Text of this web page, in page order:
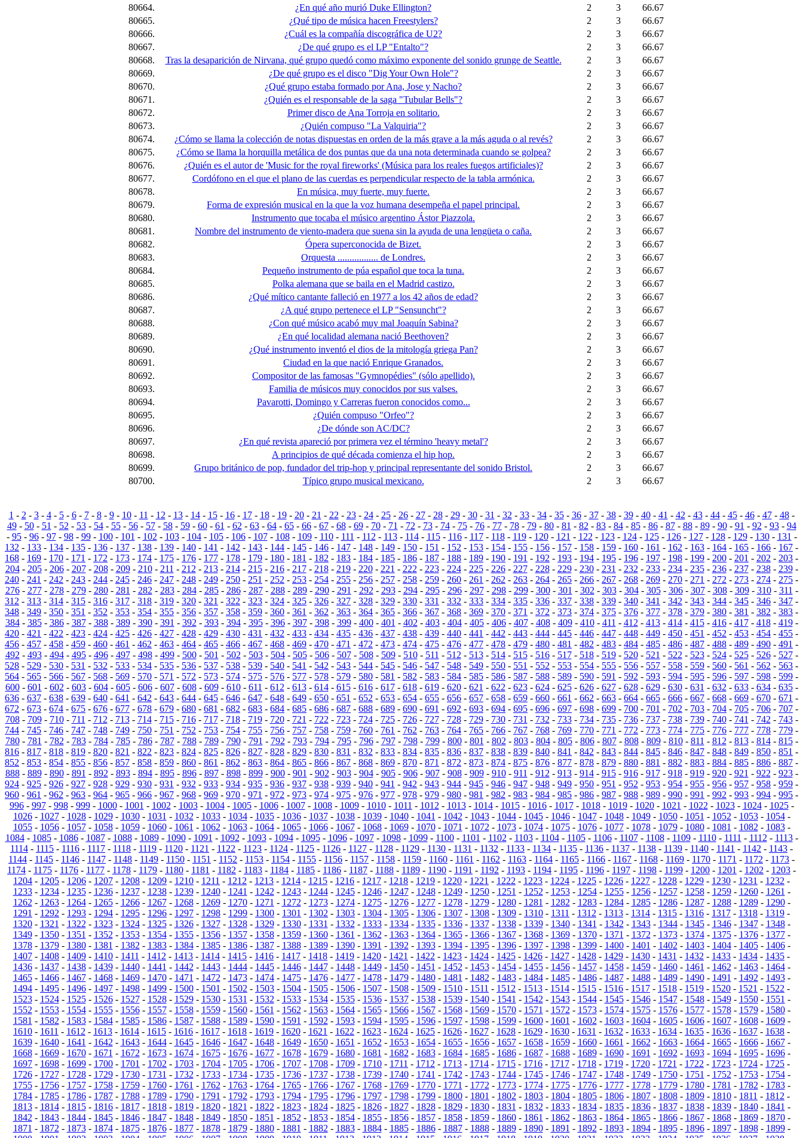
80664.
¿En qué año murió Duke Ellington? 2 3
66.67
80665.
¿Qué tipo de música hacen Freestylers? 2 3
66.67
80666.
¿Cuál es la compañía discográfica de U2? 2 3
66.67
80667.
¿De qué grupo es el LP "Entalto"? 2 3
66.67
80668.
Tras la desaparición de Nirvana, qué grupo quedó como máximo exponente del sonido grunge de Seattle. 2 3
66.67
80669.
¿De qué grupo es el disco "Dig Your Own Hole"? 2 3
66.67
80670.
¿Qué grupo estaba formado por Ana, Jose y Nacho? 2 3
66.67
80671.
¿Quién es el responsable de la saga "Tubular Bells"? 2 3
66.67
80672.
Primer disco de Ana Torroja en solitario. 2 3
66.67
80673.
¿Quién compuso "La Valquiria"? 2 3
66.67
80674.
¿Cómo se llama la colección de notas dispuestas en orden de la más grave a la más aguda o al revés? 2 3
66.67
80675.
¿Cómo se llama la horquilla metálica de dos puntas que da una nota determinada cuando se golpea? 2 3
66.67
80676.
¿Quién es el autor de 'Music for the royal fireworks' (Música para los reales fuegos artificiales)? 2 3
66.67
80677.
Cordófono en el que el plano de las cuerdas es perpendicular respecto de la tabla armónica. 2 3
66.67
80678.
En música, muy fuerte, muy fuerte. 2 3
66.67
80679.
Forma de expresión musical en la que la voz humana desempeña el papel principal. 2 3
66.67
80680.
Instrumento que tocaba el músico argentino Ástor Piazzola. 2 3
66.67
80681.
Nombre del instrumento de viento-madera que suena sin la ayuda de una lengüeta o caña. 2 3
66.67
80682.
Ópera superconocida de Bizet. 2 3
66.67
80683.
Orquesta ................. de Londres. 2 3
66.67
80684.
Pequeño instrumento de púa español que toca la tuna. 2 3
66.67
80685.
Polka alemana que se baila en el Madrid castizo. 2 3
66.67
80686.
¿Qué mítico cantante falleció en 1977 a los 42 años de edad? 2 3
66.67
80687.
¿A qué grupo pertenece el LP "Sensuncht"? 2 3
66.67
80688.
¿Con qué músico acabó muy mal Joaquín Sabina? 2 3
66.67
80689.
¿En qué localidad alemana nació Beethoven? 2 3
66.67
80690.
¿Qué instrumento inventó el dios de la mitología griega Pan? 2 3
66.67
80691.
Ciudad en la que nació Enrique Granados. 2 3
66.67
80692.
Compositor de las famosas "Gymnopédies" (sólo apellido). 2 3
66.67
80693.
Familia de músicos muy conocidos por sus valses. 2 3
66.67
80694.
Pavarotti, Domingo y Carreras fueron conocidos como... 2 3
66.67
80695.
¿Quién compuso "Orfeo"? 2 3
66.67
80696.
¿De dónde son AC/DC? 2 3
66.67
80697.
¿En qué revista apareció por primera vez el término 'heavy metal'? 2 3
66.67
80698.
A principios de qué década comienza el hip hop. 2 3
66.67
80699.
Grupo británico de pop, fundador del trip-hop y principal representante del sonido Bristol. 2 3
66.67
80700.
Típico grupo musical mexicano. 2 3 66.67
1 - 2 - 3- 4- 5- 6- 7- 8- 9- 10- 11 - 12 - 13- 14- 15- 16- 17- 18- 19- 20- 21 - 22 - 23- 24- 25- 26- 27- 28- 29- 30- 31 - 32 - 33- 34- 35- 36- 37- 38- 39- 40- 41 - 42 - 43- 44- 45- 46- 47- 48-
49- 50- 51 - 52 - 53- 54- 55- 56- 57- 58- 59- 60- 61 - 62 - 63- 64- 65- 66- 67- 68- 69- 70- 71 - 72 - 73- 74- 75- 76- 77- 78- 79- 80- 81 - 82 - 83- 84- 85- 86- 87- 88- 89- 90- 91 - 92 - 93- 94
- 95- 96- 97- 98- 99- 100- 101 - 102 - 103- 104- 105- 106- 107- 108- 109- 110- 111 - 112 - 113- 114- 115- 116- 117- 118- 119- 120- 121 - 122 - 123- 124- 125- 126- 127- 128- 129- 130- 131 -
132 - 133 - 134 - 135 - 136 - 137 - 138 - 139 - 140 - 141 - 142 - 143 - 144 - 145 - 146 - 147 - 148 - 149 - 150 - 151 - 152 - 153 - 154 - 155 - 156 - 157 - 158 - 159 - 160 - 161 - 162 - 163 - 164 - 165 - 166 - 167 -
168 - 169 - 170 - 171 - 172 - 173 - 174 - 175 - 176 - 177 - 178 - 179 - 180 - 181 - 182 - 183 - 184 - 185 - 186 - 187 - 188 - 189 - 190 - 191 - 192 - 193 - 194 - 195 - 196 - 197 - 198 - 199 - 200 - 201 - 202 - 203 -
204- 205- 206- 207- 208- 209- 210- 211 - 212 - 213- 214- 215- 216- 217- 218- 219- 220- 221 - 222 - 223- 224- 225- 226- 227- 228- 229- 230- 231 - 232 - 233- 234- 235- 236- 237- 238- 239-
240 - 241 - 242 - 243 - 244 - 245 - 246 - 247 - 248 - 249 - 250 - 251 - 252 - 253 - 254 - 255 - 256 - 257 - 258 - 259 - 260 - 261 - 262 - 263 - 264 - 265 - 266 - 267 - 268 - 269 - 270 - 271 - 272 - 273 - 274 - 275 -
276- 277- 278- 279- 280- 281 - 282 - 283- 284- 285- 286- 287- 288- 289- 290- 291 - 292 - 293- 294- 295- 296- 297- 298- 299- 300- 301 - 302 - 303- 304- 305- 306- 307- 308- 309- 310- 311 -
312 - 313 - 314 - 315 - 316 - 317 - 318 - 319 - 320 - 321 - 322 - 323 - 324 - 325 - 326 - 327 - 328 - 329 - 330 - 331 - 332 - 333 - 334 - 335 - 336 - 337 - 338 - 339 - 340 - 341 - 342 - 343 - 344 - 345 - 346 - 347 -
348 - 349 - 350 - 351 - 352 - 353 - 354 - 355 - 356 - 357 - 358 - 359 - 360 - 361 - 362 - 363 - 364 - 365 - 366 - 367 - 368 - 369 - 370 - 371 - 372 - 373 - 374 - 375 - 376 - 377 - 378 - 379 - 380 - 381 - 382 - 383 -
384- 385- 386- 387- 388- 389- 390- 391 - 392 - 393- 394- 395- 396- 397- 398- 399- 400- 401 - 402 - 403- 404- 405- 406- 407- 408- 409- 410- 411 - 412 - 413- 414- 415- 416- 417- 418- 419-
420 - 421 - 422 - 423 - 424 - 425 - 426 - 427 - 428 - 429 - 430 - 431 - 432 - 433 - 434 - 435 - 436 - 437 - 438 - 439 - 440 - 441 - 442 - 443 - 444 - 445 - 446 - 447 - 448 - 449 - 450 - 451 - 452 - 453 - 454 - 455 -
456 - 457 - 458 - 459 - 460 - 461 - 462 - 463 - 464 - 465 - 466 - 467 - 468 - 469 - 470 - 471 - 472 - 473 - 474 - 475 - 476 - 477 - 478 - 479 - 480 - 481 - 482 - 483 - 484 - 485 - 486 - 487 - 488 - 489 - 490 - 491 -
492 - 493- 494- 495- 496- 497- 498- 499- 500- 501 - 502 - 503- 504- 505- 506- 507- 508- 509- 510- 511 - 512 - 513- 514- 515- 516- 517- 518- 519- 520- 521 - 522 - 523- 524- 525- 526- 527-
528 - 529 - 530 - 531 - 532 - 533 - 534 - 535 - 536 - 537 - 538 - 539 - 540 - 541 - 542 - 543 - 544 - 545 - 546 - 547 - 548 - 549 - 550 - 551 - 552 - 553 - 554 - 555 - 556 - 557 - 558 - 559 - 560 - 561 - 562 - 563 -
564 - 565 - 566 - 567 - 568 - 569 - 570 - 571 - 572 - 573 - 574 - 575 - 576 - 577 - 578 - 579 - 580 - 581 - 582 - 583 - 584 - 585 - 586 - 587 - 588 - 589 - 590 - 591 - 592 - 593 - 594 - 595 - 596 - 597 - 598 - 599 -
600- 601 - 602 - 603- 604- 605- 606- 607- 608- 609- 610- 611 - 612 - 613- 614- 615- 616- 617- 618- 619- 620- 621 - 622 - 623- 624- 625- 626- 627- 628- 629- 630- 631 - 632 - 633- 634- 635-
636 - 637 - 638 - 639 - 640 - 641 - 642 - 643 - 644 - 645 - 646 - 647 - 648 - 649 - 650 - 651 - 652 - 653 - 654 - 655 - 656 - 657 - 658 - 659 - 660 - 661 - 662 - 663 - 664 - 665 - 666 - 667 - 668 - 669 - 670 - 671 -
672 - 673 - 674 - 675 - 676 - 677 - 678 - 679 - 680 - 681 - 682 - 683 - 684 - 685 - 686 - 687 - 688 - 689 - 690 - 691 - 692 - 693 - 694 - 695 - 696 - 697 - 698 - 699 - 700 - 701 - 702 - 703 - 704 - 705 - 706 - 707 -
708- 709- 710- 711 - 712 - 713- 714- 715- 716- 717- 718- 719- 720- 721 - 722 - 723- 724- 725- 726- 727- 728- 729- 730- 731 - 732 - 733- 734- 735- 736- 737- 738- 739- 740- 741 - 742 - 743-
744 - 745 - 746 - 747 - 748 - 749 - 750 - 751 - 752 - 753 - 754 - 755 - 756 - 757 - 758 - 759 - 760 - 761 - 762 - 763 - 764 - 765 - 766 - 767 - 768 - 769 - 770 - 771 - 772 - 773 - 774 - 775 - 776 - 777 - 778 - 779 -
780- 781 - 782 - 783- 784- 785- 786- 787- 788- 789- 790- 791 - 792 - 793- 794- 795- 796- 797- 798- 799- 800- 801 - 802 - 803- 804- 805- 806- 807- 808- 809- 810- 811 - 812 - 813- 814- 815-
816 - 817 - 818 - 819 - 820 - 821 - 822 - 823 - 824 - 825 - 826 - 827 - 828 - 829 - 830 - 831 - 832 - 833 - 834 - 835 - 836 - 837 - 838 - 839 - 840 - 841 - 842 - 843 - 844 - 845 - 846 - 847 - 848 - 849 - 850 - 851 -
852 - 853 - 854 - 855 - 856 - 857 - 858 - 859 - 860 - 861 - 862 - 863 - 864 - 865 - 866 - 867 - 868 - 869 - 870 - 871 - 872 - 873 - 874 - 875 - 876 - 877 - 878 - 879 - 880 - 881 - 882 - 883 - 884 - 885 - 886 - 887 -
888- 889- 890- 891 - 892 - 893- 894- 895- 896- 897- 898- 899- 900- 901 - 902 - 903- 904- 905- 906- 907- 908- 909- 910- 911 - 912 - 913- 914- 915- 916- 917- 918- 919- 920- 921 - 922 - 923-
924 - 925 - 926 - 927 - 928 - 929 - 930 - 931 - 932 - 933 - 934 - 935 - 936 - 937 - 938 - 939 - 940 - 941 - 942 - 943 - 944 - 945 - 946 - 947 - 948 - 949 - 950 - 951 - 952 - 953 - 954 - 955 - 956 - 957 - 958 - 959 -
960 - 961 - 962 - 963 - 964 - 965 - 966 - 967 - 968 - 969 - 970 - 971 - 972 - 973 - 974 - 975 - 976 - 977 - 978 - 979 - 980 - 981 - 982 - 983 - 984 - 985 - 986 - 987 - 988 - 989 - 990 - 991 - 992 - 993 - 994 - 995 -
996- 997- 998- 999- 1000- 1001 - 1002 - 1003- 1004- 1005- 1006- 1007- 1008- 1009- 1010- 1011 - 1012 - 1013- 1014- 1015- 1016- 1017- 1018- 1019- 1020- 1021 - 1022 - 1023- 1024- 1025-
1026- 1027- 1028- 1029- 1030- 1031 - 1032 - 1033- 1034- 1035- 1036- 1037- 1038- 1039- 1040- 1041 - 1042 - 1043- 1044- 1045- 1046- 1047- 1048- 1049- 1050- 1051 - 1052 - 1053- 1054-
1055- 1056- 1057- 1058- 1059- 1060- 1061 - 1062 - 1063- 1064- 1065- 1066- 1067- 1068- 1069- 1070- 1071 - 1072 - 1073- 1074- 1075- 1076- 1077- 1078- 1079- 1080- 1081 - 1082 - 1083-
1084- 1085- 1086- 1087- 1088- 1089- 1090- 1091 - 1092 - 1093- 1094- 1095- 1096- 1097- 1098- 1099- 1100- 1101 - 1102 - 1103- 1104- 1105- 1106- 1107- 1108- 1109- 1110- 1111 - 1112 - 1113-
1114 - 1115 - 1116 - 1117 - 1118 - 1119 - 1120 - 1121 - 1122 - 1123 - 1124 - 1125 - 1126 - 1127 - 1128 - 1129 - 1130 - 1131 - 1132 - 1133 - 1134 - 1135 - 1136 - 1137 - 1138 - 1139 - 1140 - 1141 - 1142 - 1143 -
1144 - 1145 - 1146 - 1147 - 1148 - 1149 - 1150 - 1151 - 1152 - 1153 - 1154 - 1155 - 1156 - 1157 - 1158 - 1159 - 1160 - 1161 - 1162 - 1163 - 1164 - 1165 - 1166 - 1167 - 1168 - 1169 - 1170 - 1171 - 1172 - 1173 -
1174 - 1175 - 1176 - 1177 - 1178 - 1179 - 1180 - 1181 - 1182 - 1183 - 1184 - 1185 - 1186 - 1187 - 1188 - 1189 - 1190 - 1191 - 1192 - 1193 - 1194 - 1195 - 1196 - 1197 - 1198 - 1199 - 1200 - 1201 - 1202 - 1203 -
1204 - 1205 - 1206 - 1207 - 1208 - 1209 - 1210 - 1211 - 1212 - 1213 - 1214 - 1215 - 1216 - 1217 - 1218 - 1219 - 1220 - 1221 - 1222 - 1223 - 1224 - 1225 - 1226 - 1227 - 1228 - 1229 - 1230 - 1231 - 1232 -
1233- 1234- 1235- 1236- 1237- 1238- 1239- 1240- 1241 - 1242 - 1243- 1244- 1245- 1246- 1247- 1248- 1249- 1250- 1251 - 1252 - 1253- 1254- 1255- 1256- 1257- 1258- 1259- 1260- 1261 -
1262 - 1263- 1264- 1265- 1266- 1267- 1268- 1269- 1270- 1271 - 1272 - 1273- 1274- 1275- 1276- 1277- 1278- 1279- 1280- 1281 - 1282 - 1283- 1284- 1285- 1286- 1287- 1288- 1289- 1290-
1291 - 1292 - 1293 - 1294 - 1295 - 1296 - 1297 - 1298 - 1299 - 1300 - 1301 - 1302 - 1303 - 1304 - 1305 - 1306 - 1307 - 1308 - 1309 - 1310 - 1311 - 1312 - 1313 - 1314 - 1315 - 1316 - 1317 - 1318 - 1319 -
1320- 1321 - 1322 - 1323- 1324- 1325- 1326- 1327- 1328- 1329- 1330- 1331 - 1332 - 1333- 1334- 1335- 1336- 1337- 1338- 1339- 1340- 1341 - 1342 - 1343- 1344- 1345- 1346- 1347- 1348-
1349- 1350- 1351 - 1352 - 1353- 1354- 1355- 1356- 1357- 1358- 1359- 1360- 1361 - 1362 - 1363- 1364- 1365- 1366- 1367- 1368- 1369- 1370- 1371 - 1372 - 1373- 1374- 1375- 1376- 1377-
1378- 1379- 1380- 1381 - 1382 - 1383- 1384- 1385- 1386- 1387- 1388- 1389- 1390- 1391 - 1392 - 1393- 1394- 1395- 1396- 1397- 1398- 1399- 1400- 1401 - 1402 - 1403- 1404- 1405- 1406-
1407 - 1408 - 1409 - 1410 - 1411 - 1412 - 1413 - 1414 - 1415 - 1416 - 1417 - 1418 - 1419 - 1420 - 1421 - 1422 - 1423 - 1424 - 1425 - 1426 - 1427 - 1428 - 1429 - 1430 - 1431 - 1432 - 1433 - 1434 - 1435 -
1436- 1437- 1438- 1439- 1440- 1441 - 1442 - 1443- 1444- 1445- 1446- 1447- 1448- 1449- 1450- 1451 - 1452 - 1453- 1454- 1455- 1456- 1457- 1458- 1459- 1460- 1461 - 1462 - 1463- 1464-
1465- 1466- 1467- 1468- 1469- 1470- 1471 - 1472 - 1473- 1474- 1475- 1476- 1477- 1478- 1479- 1480- 1481 - 1482 - 1483- 1484- 1485- 1486- 1487- 1488- 1489- 1490- 1491 - 1492 - 1493-
1494 - 1495 - 1496 - 1497 - 1498 - 1499 - 1500 - 1501 - 1502 - 1503 - 1504 - 1505 - 1506 - 1507 - 1508 - 1509 - 1510 - 1511 - 1512 - 1513 - 1514 - 1515 - 1516 - 1517 - 1518 - 1519 - 1520 - 1521 - 1522 -
1523- 1524- 1525- 1526- 1527- 1528- 1529- 1530- 1531 - 1532 - 1533- 1534- 1535- 1536- 1537- 1538- 1539- 1540- 1541 - 1542 - 1543- 1544- 1545- 1546- 1547- 1548- 1549- 1550- 1551 -
1552 - 1553- 1554- 1555- 1556- 1557- 1558- 1559- 1560- 1561 - 1562 - 1563- 1564- 1565- 1566- 1567- 1568- 1569- 1570- 1571 - 1572 - 1573- 1574- 1575- 1576- 1577- 1578- 1579- 1580-
1581 - 1582 - 1583- 1584- 1585- 1586- 1587- 1588- 1589- 1590- 1591 - 1592 - 1593- 1594- 1595- 1596- 1597- 1598- 1599- 1600- 1601 - 1602 - 1603- 1604- 1605- 1606- 1607- 1608- 1609-
1610 - 1611 - 1612 - 1613 - 1614 - 1615 - 1616 - 1617 - 1618 - 1619 - 1620 - 1621 - 1622 - 1623 - 1624 - 1625 - 1626 - 1627 - 1628 - 1629 - 1630 - 1631 - 1632 - 1633 - 1634 - 1635 - 1636 - 1637 - 1638 -
1639- 1640- 1641 - 1642 - 1643- 1644- 1645- 1646- 1647- 1648- 1649- 1650- 1651 - 1652 - 1653- 1654- 1655- 1656- 1657- 1658- 1659- 1660- 1661 - 1662 - 1663- 1664- 1665- 1666- 1667-
1668- 1669- 1670- 1671 - 1672 - 1673- 1674- 1675- 1676- 1677- 1678- 1679- 1680- 1681 - 1682 - 1683- 1684- 1685- 1686- 1687- 1688- 1689- 1690- 1691 - 1692 - 1693- 1694- 1695- 1696-
1697 - 1698 - 1699 - 1700 - 1701 - 1702 - 1703 - 1704 - 1705 - 1706 - 1707 - 1708 - 1709 - 1710 - 1711 - 1712 - 1713 - 1714 - 1715 - 1716 - 1717 - 1718 - 1719 - 1720 - 1721 - 1722 - 1723 - 1724 - 1725 -
1726- 1727- 1728- 1729- 1730- 1731 - 1732 - 1733- 1734- 1735- 1736- 1737- 1738- 1739- 1740- 1741 - 1742 - 1743- 1744- 1745- 1746- 1747- 1748- 1749- 1750- 1751 - 1752 - 1753- 1754-
1755- 1756- 1757- 1758- 1759- 1760- 1761 - 1762 - 1763- 1764- 1765- 1766- 1767- 1768- 1769- 1770- 1771 - 1772 - 1773- 1774- 1775- 1776- 1777- 1778- 1779- 1780- 1781 - 1782 - 1783-
1784 - 1785 - 1786 - 1787 - 1788 - 1789 - 1790 - 1791 - 1792 - 1793 - 1794 - 1795 - 1796 - 1797 - 1798 - 1799 - 1800 - 1801 - 1802 - 1803 - 1804 - 1805 - 1806 - 1807 - 1808 - 1809 - 1810 - 1811 - 1812 -
1813- 1814- 1815- 1816- 1817- 1818- 1819- 1820- 1821 - 1822 - 1823- 1824- 1825- 1826- 1827- 1828- 1829- 1830- 1831 - 1832 - 1833- 1834- 1835- 1836- 1837- 1838- 1839- 1840- 1841 -
1842 - 1843- 1844- 1845- 1846- 1847- 1848- 1849- 1850- 1851 - 1852 - 1853- 1854- 1855- 1856- 1857- 1858- 1859- 1860- 1861 - 1862 - 1863- 1864- 1865- 1866- 1867- 1868- 1869- 1870-
1871 - 1872 - 1873- 1874- 1875- 1876- 1877- 1878- 1879- 1880- 1881 - 1882 - 1883- 1884- 1885- 1886- 1887- 1888- 1889- 1890- 1891 - 1892 - 1893- 1894- 1895- 1896- 1897- 1898- 1899-